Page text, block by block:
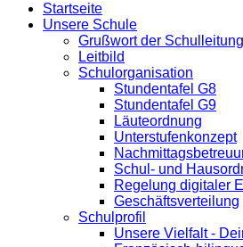
Startseite
Unsere Schule
Grußwort der Schulleitung
Leitbild
Schulorganisation
Stundentafel G8
Stundentafel G9
Läuteordnung
Unterstufenkonzept
Schul- und
Regelung digitaler
Geschäftsverteilung
Schulprofil
Unsere Vielfalt -